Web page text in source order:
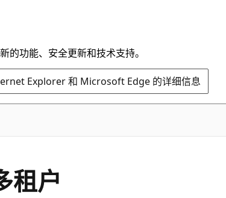
功能、安全更新和技术支持。
Explorer 和 Microsoft Edge 的详细信息
租户